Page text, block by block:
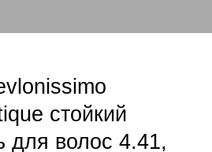
стойкий
для волос 4.41,